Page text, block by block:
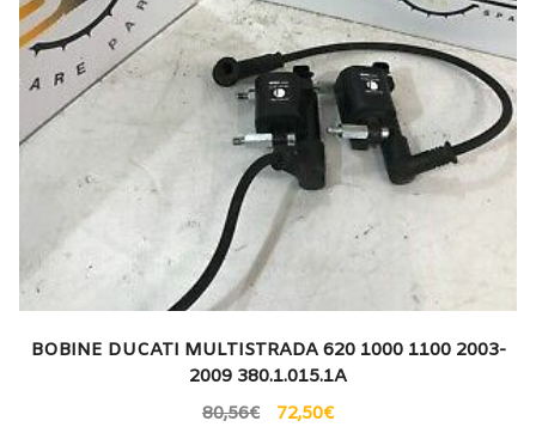
BOBINE DUCATI MULTISTRADA 620 1000 1100 2003-
2009 380.1.015.1A
80,56€ 72,50€